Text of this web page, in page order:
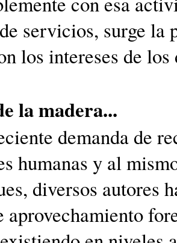
servicios, surge la
los intereses de
la madera...
demanda de
humanas y al
diversos autores
aprovechamiento